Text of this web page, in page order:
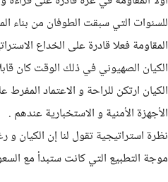
للسنوات التي سبقت الطوفان من بناء
المقاومة فعلا قادرة على الخداع
الكيان الصهيوني في ذلك الوقت كان
الكيان ارتكن للراحة و الاعتماد
الأجهزة الأمنية و الاستخبارية عندهم .
نظرة استراتيجية تقول لنا إن الكيان
موجة التطبيع التي كانت ستبدأ مع